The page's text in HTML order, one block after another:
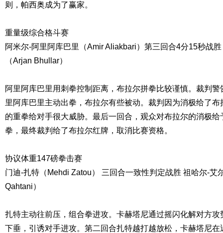
则，帕西奥成为了赢家。
重量级综合格斗赛
阿米尔-阿里阿库巴里（Amir Aliakbari）第三回合4分15秒战
（Arjan Bhullar）
阿里阿库巴里用刺拳控制距离，布拉尔拼拳比较谨慎。裁判
里阿库巴里主动出拳，布拉尔有些被动。裁判因为消极给了
的重拳给对手很大威胁。最后一回合，观众对布拉尔的消极
拳，最终裁判给了布拉尔红牌，取消比赛资格。
协议体重147磅拳击赛
门迪-扎特（Mehdi Zatou） 三回合一致性判定战胜 祖哈尔-艾
Qahtani）
扎特主动往前压，组合拳进攻。卡赫塔尼通过摇闪化解对方
下垂，引诱对手进攻。第二回合扎特越打越放松，卡赫塔尼